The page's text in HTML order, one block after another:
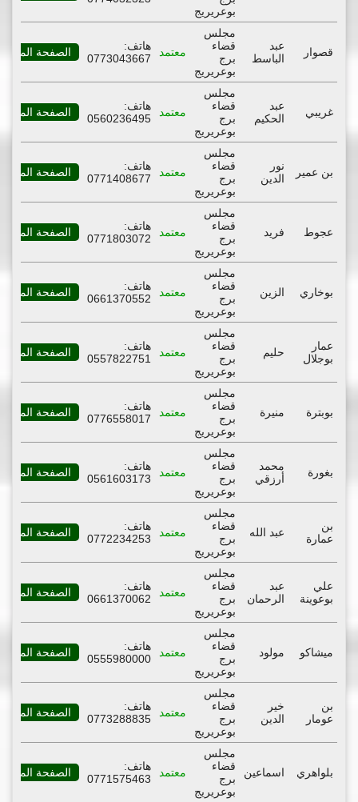
بوعريريج
قصوار
عبد
الباسط
مجلس
قضاء
برج
بوعريريج
معتمد
هاتف:
0773043667
الصفحة المهنية
غريبي
عبد
الحكيم
مجلس
قضاء
برج
بوعريريج
معتمد
هاتف:
0560236495
الصفحة المهنية
بن عمير
نور
الدين
مجلس
قضاء
برج
بوعريريج
معتمد
هاتف:
0771408677
الصفحة المهنية
عجوط فريد
مجلس
قضاء
برج
بوعريريج
معتمد
هاتف:
0771803072
الصفحة المهنية
بوخاري الزين
مجلس
قضاء
برج
بوعريريج
معتمد
هاتف:
0661370552
الصفحة المهنية
عمار
بوجلال
حليم
مجلس
قضاء
برج
بوعريريج
معتمد
هاتف:
0557822751
الصفحة المهنية
بوبترة منيرة
مجلس
قضاء
برج
بوعريريج
معتمد
هاتف:
0776558017
الصفحة المهنية
بغورة
محمد
أرزقي
مجلس
قضاء
برج
بوعريريج
معتمد
هاتف:
0561603173
الصفحة المهنية
بن
عمارة
عبد الله
مجلس
قضاء
برج
بوعريريج
معتمد
هاتف:
0772234253
الصفحة المهنية
علي
بوعوينة
عبد
الرحمان
مجلس
قضاء
برج
بوعريريج
معتمد
هاتف:
0661370062
الصفحة المهنية
ميشاكو مولود
مجلس
قضاء
برج
بوعريريج
معتمد
هاتف:
0555980000
الصفحة المهنية
بن
عومار
خير
الدين
مجلس
قضاء
برج
بوعريريج
معتمد
هاتف:
0773288835
الصفحة المهنية
بلواهري اسماعين
مجلس
قضاء
برج
بوعريريج
معتمد
هاتف:
0771575463
الصفحة المهنية